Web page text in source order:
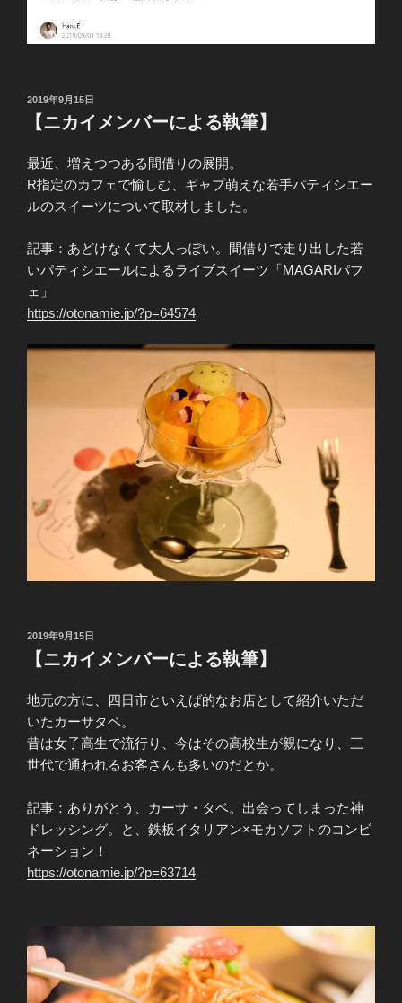
投
日:
2019年9月15日
【ニカイメンバーによる執筆】
最近、増えつつある間借りの展開。
R指定のカフェで愉しむ、ギャプ萌えな若手パティシエー
ルのスイーツについて取材しました。
記事：あどけなくて大人っぽい。間借りで走り出した若
いパティシエールによるライブスイーツ「MAGARIパフ
ェ」
https://otonamie.jp/?p=64574
投
日:
2019年9月15日
【ニカイメンバーによる執筆】
地元の方に、四日市といえば的なお店として紹介いただ
いたカーサタベ。
昔は女子高生で流行り、今はその高校生が親になり、三
世代で通われるお客さんも多いのだとか。
記事：ありがとう、カーサ・タベ。出会ってしまった神
ドレッシング。と、鉄板イタリアン×モカソフトのコンビ
ネーション！
https://otonamie.jp/?p=63714